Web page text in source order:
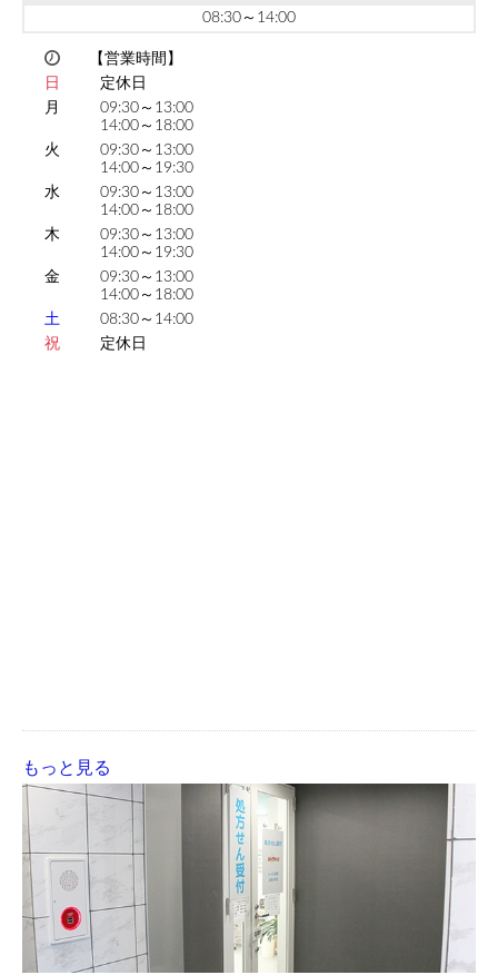
08:30～14:00
【営業時間】
日
定休日
月
09:30～13:00
14:00～18:00
火
09:30～13:00
14:00～19:30
水
09:30～13:00
14:00～18:00
木
09:30～13:00
14:00～19:30
金
09:30～13:00
14:00～18:00
土
08:30～14:00
祝
定休日
もっと見る